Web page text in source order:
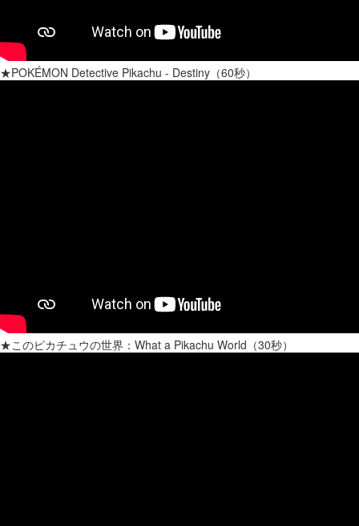
★POKÉMON Detective Pikachu - Destiny（60秒）
★このピカチュウの世界：What a Pikachu World（30秒）